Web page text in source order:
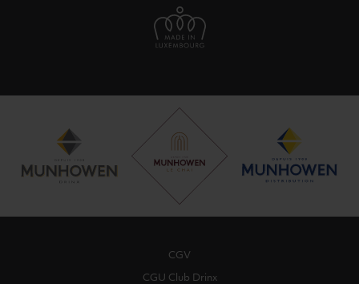
CGV
CGU Club Drinx